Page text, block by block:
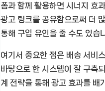
폼과 함께 활용하면 시너지 효
광고 링크를 공유함으로써 더
통해 구입 유인을 줄 수도 있습
여기서 중요한 점은 배송 서비
바탕으로 한 시스템이 잘 구축
계 전략을 통해 광고 효과를 배